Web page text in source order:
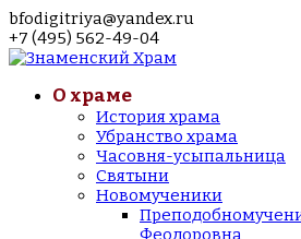
bfodigitriya@yandex.ru
+7 (495) 562-49-04
О храме
История храма
Убранство храма
Часовня-усыпальница
Святыни
Новомученики
Феодоровна